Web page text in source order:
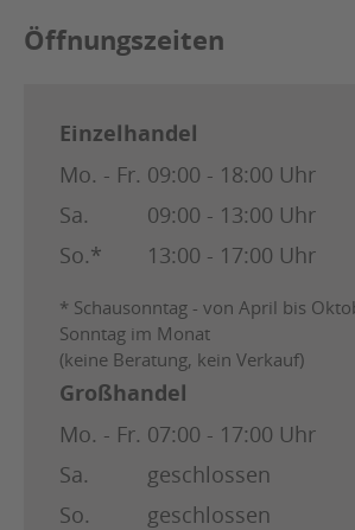
Öffnungszeiten
Einzelhandel
Mo. - Fr. 09:00 - 18:00 Uhr
Sa.
09:00 - 13:00 Uhr
So.*
13:00 - 17:00 Uhr
* Schausonntag - von April bis
Sonntag im Monat
(keine Beratung, kein Verkauf)
Großhandel
Mo. - Fr. 07:00 - 17:00 Uhr
Sa.
geschlossen
So.
geschlossen